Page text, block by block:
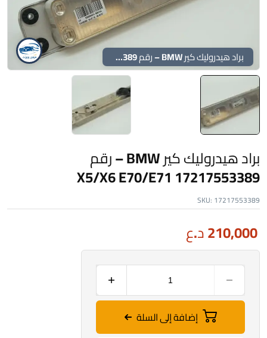
براد هيدروليك كير BMW – رقم 17217553389 X5/X6 E70/E71
براد هيدروليك كير BMW – رقم
17217553389 X5/X6 E70/E71
SKU: 17217553389
210,000د.ع
إضافة إلى السلة